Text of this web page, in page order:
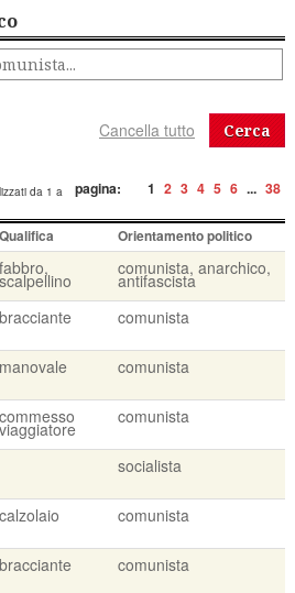
Cerca
pagina: 1 2 3 4 5 6 ... 38
da 1 a
Qualifica Orientamento politico
fabbro,
scalpellino
comunista, anarchico,
antifascista
bracciante comunista
manovale comunista
commesso
viaggiatore
comunista
socialista
calzolaio comunista
bracciante comunista